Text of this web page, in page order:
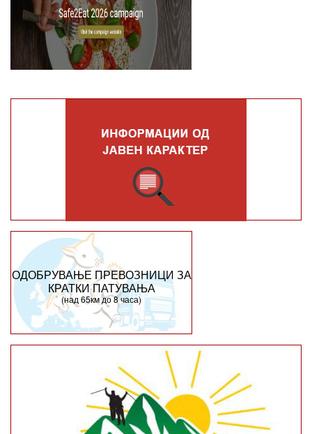
ОДОБРУВАЊЕ ПРЕВОЗНИЦИ ЗА
КРАТКИ ПАТУВАЊА
(над 65км до 8 часа)